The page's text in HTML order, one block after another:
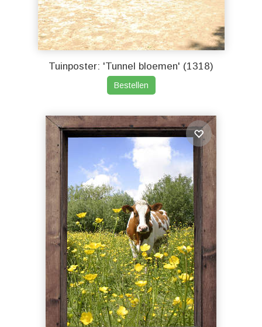
Tuinposter: 'Tunnel bloemen' (1318)
Bestellen